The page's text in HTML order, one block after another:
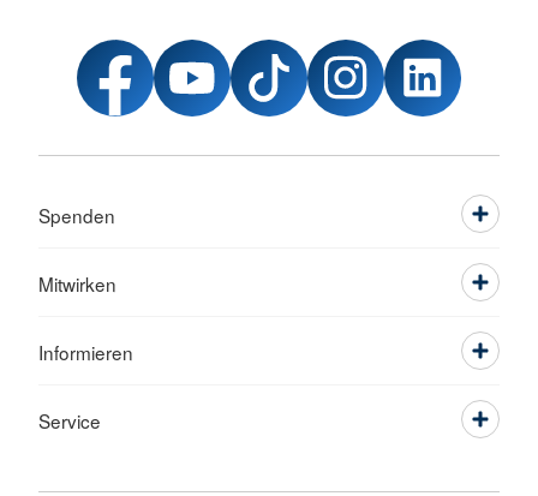
Spenden
Mitwirken
Informieren
Service